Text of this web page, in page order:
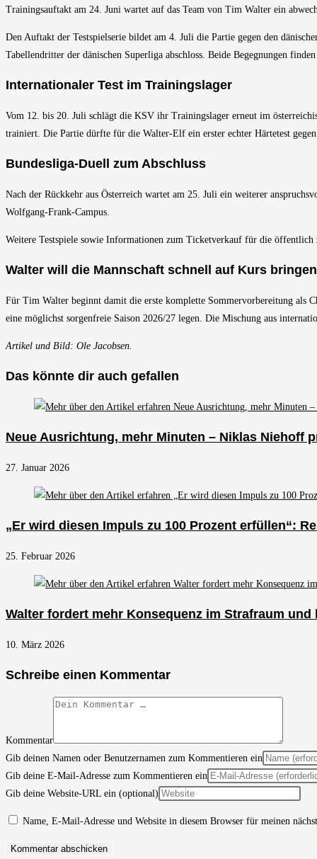
Trainingsauftakt am 24. Juni wartet auf das Team von Tim Walter ein
Den Auftakt der Testspielserie bildet am 4. Juli die Partie gegen den
Tabellendritter der dänischen Superliga abschloss. Beide Begegnungen
Internationaler Test im Trainingslager
Vom 12. bis 20. Juli schlägt die KSV ihr Trainingslager erneut im
trainiert. Die Partie dürfte für die Walter-Elf ein erster echter Härtetest
Bundesliga-Duell zum Abschluss
Nach der Rückkehr aus Österreich wartet am 25. Juli ein weiterer
Wolfgang-Frank-Campus.
Weitere Testspiele sowie Informationen zum Ticketverkauf für die
Walter will die Mannschaft schnell auf Kurs bringen
Für Tim Walter beginnt damit die erste komplette Sommervorbereitung als
eine möglichst sorgenfreie Saison 2026/27 legen. Die Mischung aus
Artikel und Bild: Ole Jacobsen.
Das könnte dir auch gefallen
Neue Ausrichtung, mehr Minuten – Niklas Niehoff
27. Januar 2026
„Er wird diesen Impuls zu 100 Prozent erfüllen“:
25. Februar 2026
Walter fordert mehr Konsequenz im Strafraum
10. März 2026
Schreibe einen Kommentar
Kommentar
Gib deinen Namen oder Benutzernamen zum Kommentieren ein
Gib deine E-Mail-Adresse zum Kommentieren ein
Gib deine Website-URL ein (optional)
Name, E-Mail-Adresse und Website in diesem Browser für meinen